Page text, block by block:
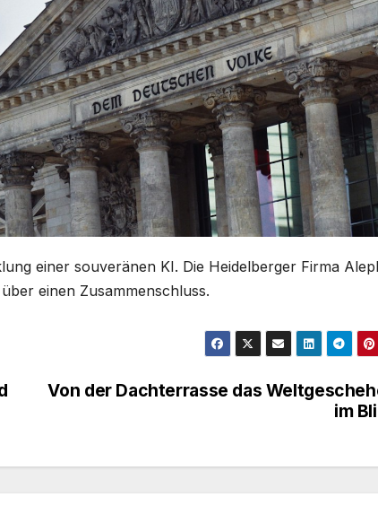
einer souveränen KI. Die Heidelberger Firma
einen Zusammenschluss.
Von der Dachterrasse das
im